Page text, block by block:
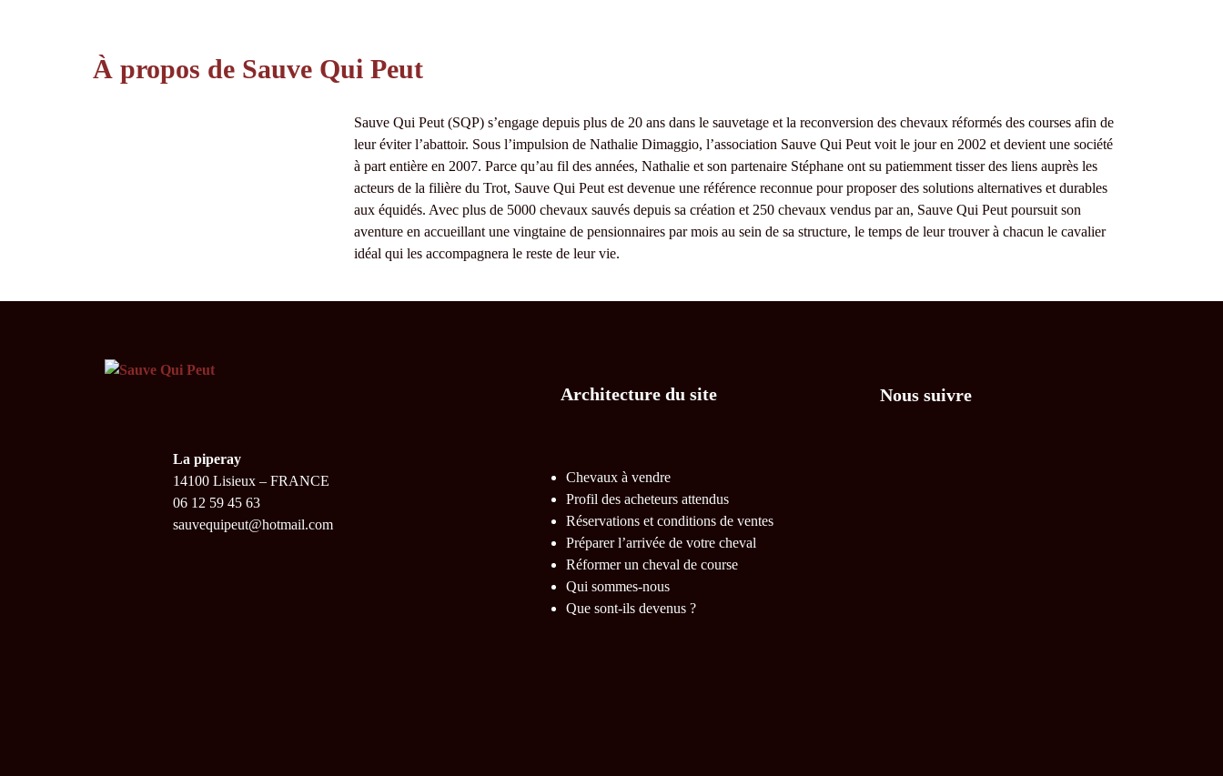
À propos de Sauve Qui Peut
Sauve Qui Peut (SQP) s’engage depuis plus de 20 ans dans le sauvetage et la reconversion des chevaux réformés des courses afin de
leur éviter l’abattoir. Sous l’impulsion de Nathalie Dimaggio, l’association Sauve Qui Peut voit le jour en 2002 et devient une société
à part entière en 2007. Parce qu’au fil des années, Nathalie et son partenaire Stéphane ont su patiemment tisser des liens auprès les
acteurs de la filière du Trot, Sauve Qui Peut est devenue une référence reconnue pour proposer des solutions alternatives et durables
aux équidés. Avec plus de 5000 chevaux sauvés depuis sa création et 250 chevaux vendus par an, Sauve Qui Peut poursuit son
aventure en accueillant une vingtaine de pensionnaires par mois au sein de sa structure, le temps de leur trouver à chacun le cavalier
idéal qui les accompagnera le reste de leur vie.
Architecture du site Nous suivre
La piperay
14100 Lisieux – FRANCE
06 12 59 45 63
sauvequipeut@hotmail.com
Chevaux à vendre
Profil des acheteurs attendus
Réservations et conditions de ventes
Préparer l’arrivée de votre cheval
Réformer un cheval de course
Qui sommes-nous
Que sont-ils devenus ?